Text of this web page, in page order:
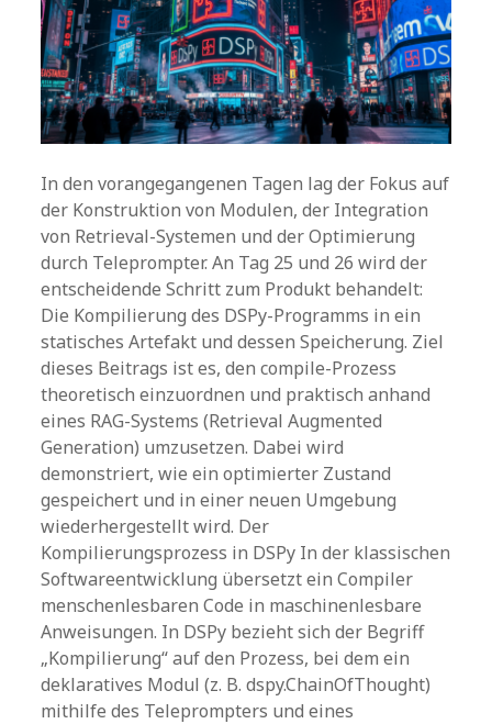
In den vorangegangenen Tagen lag der Fokus auf
der Konstruktion von Modulen, der Integration
von Retrieval-Systemen und der Optimierung
durch Teleprompter. An Tag 25 und 26 wird der
entscheidende Schritt zum Produkt behandelt:
Die Kompilierung des DSPy-Programms in ein
statisches Artefakt und dessen Speicherung. Ziel
dieses Beitrags ist es, den compile-Prozess
theoretisch einzuordnen und praktisch anhand
eines RAG-Systems (Retrieval Augmented
Generation) umzusetzen. Dabei wird
demonstriert, wie ein optimierter Zustand
gespeichert und in einer neuen Umgebung
wiederhergestellt wird. Der
Kompilierungsprozess in DSPy In der klassischen
Softwareentwicklung übersetzt ein Compiler
menschenlesbaren Code in maschinenlesbare
Anweisungen. In DSPy bezieht sich der Begriff
„Kompilierung“ auf den Prozess, bei dem ein
deklaratives Modul (z. B. dspy.ChainOfThought)
mithilfe des Teleprompters und eines